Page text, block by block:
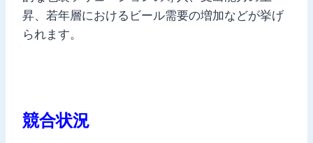
昇、若年層におけるビール需要の増加などが挙げ
られます。
競合状況